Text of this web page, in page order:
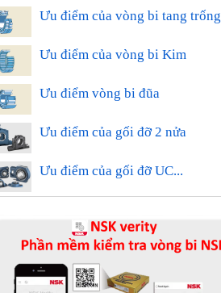
Ưu điểm của vòng bi tang trống
Ưu điểm của vòng bi Kim
Ưu điểm vòng bi đũa
Ưu điểm của gối đỡ 2 nửa
Ưu điểm của gối đỡ UC...